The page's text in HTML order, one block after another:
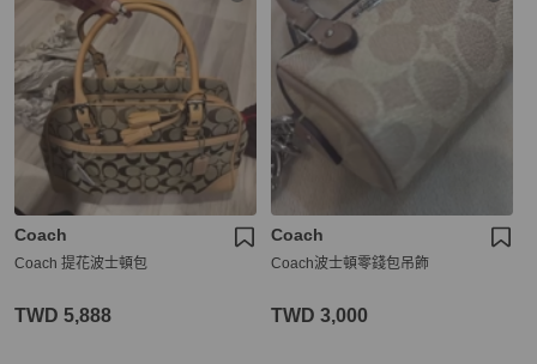
Coach
Coach 提花波士頓包
TWD 5,888
Coach
Coach波士頓零錢包吊飾
TWD 3,000